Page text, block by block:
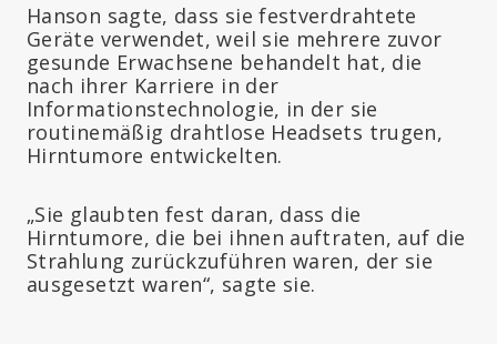
Hanson sagte, dass sie festverdrahtete
Geräte verwendet, weil sie mehrere zuvor
gesunde Erwachsene behandelt hat, die
nach ihrer Karriere in der
Informationstechnologie, in der sie
routinemäßig drahtlose Headsets trugen,
Hirntumore entwickelten.
„Sie glaubten fest daran, dass die
Hirntumore, die bei ihnen auftraten, auf die
Strahlung zurückzuführen waren, der sie
ausgesetzt waren“, sagte sie.